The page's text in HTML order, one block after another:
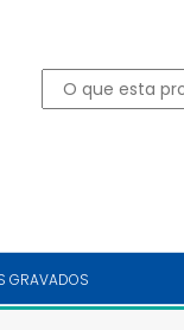
GRAVADOS